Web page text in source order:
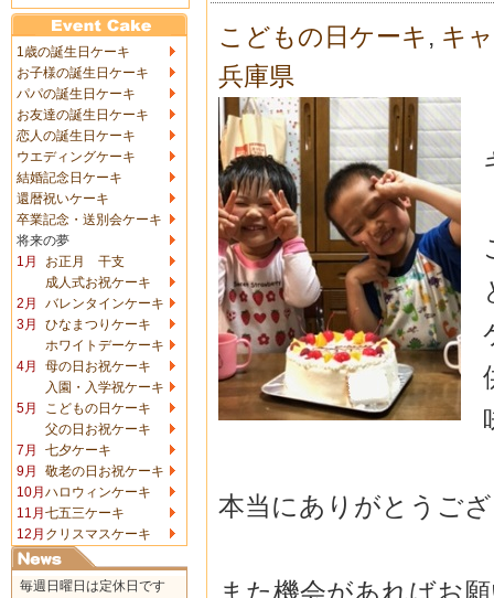
1歳の誕生日ケーキ
お子様の誕生日ケーキ
パパの誕生日ケーキ
お友達の誕生日ケーキ
恋人の誕生日ケーキ
ウエディングケーキ
結婚記念日ケーキ
還暦祝いケーキ
卒業記念・送別会ケーキ
将来の夢
1月
お正月 干支
成人式お祝ケーキ
2月
バレンタインケーキ
3月
ひなまつりケーキ
ホワイトデーケーキ
4月
母の日お祝ケーキ
入園・入学祝ケーキ
5月
こどもの日ケーキ
父の日お祝ケーキ
7月
七夕ケーキ
9月
敬老の日お祝ケーキ
10月 ハロウィンケーキ
11月 七五三ケーキ
12月 クリスマスケーキ
毎週日曜日は定休日です
こどもの日ケーキ , キ
兵庫県
本当にありがとうご
また機会があればお